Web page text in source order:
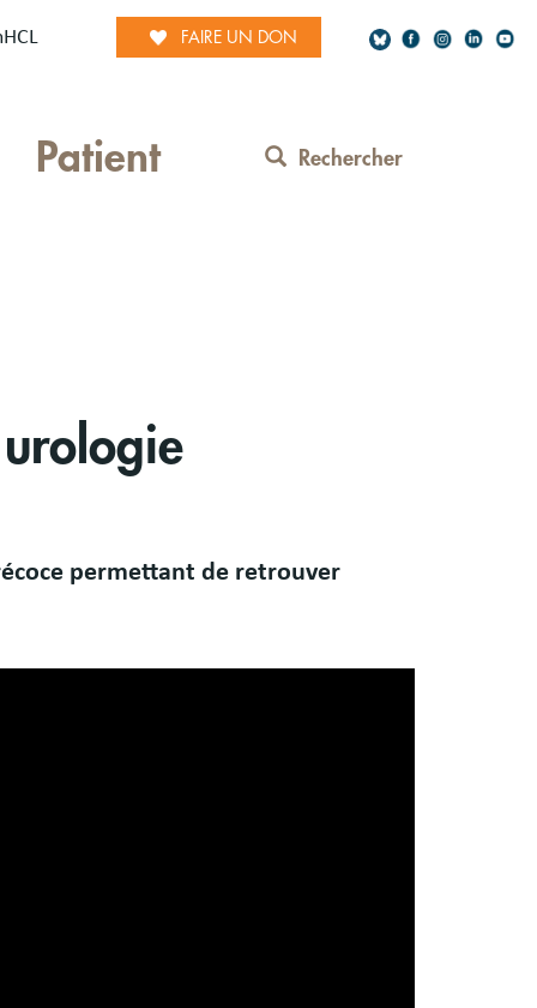
FAIRE UN DON
Network
Patient Rechercher
permettant de retrouver